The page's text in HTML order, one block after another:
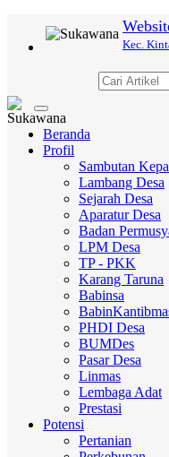
Kec.
Toggle
navigation
Beranda
Profil
Sambutan
Lambang Desa
Sejarah Desa
Aparatur Desa
Badan
LPM Desa
TP - PKK
Karang Taruna
Babinsa
PHDI Desa
BUMDes
Pasar Desa
Linmas
Lembaga Adat
Prestasi
Potensi
Pertanian